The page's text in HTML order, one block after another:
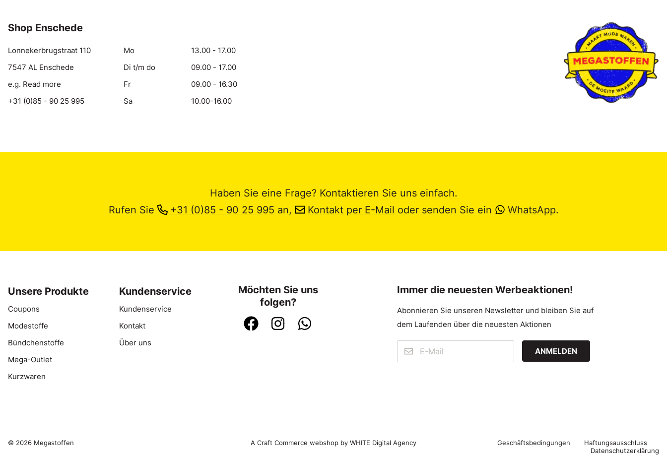
Shop Enschede
Lonnekerbrugstraat 110
7547 AL Enschede
e.g. Read more
+31 (0)85 - 90 25 995
Mo
13.00 - 17.00
Di t/m do
09.00 - 17.00
Fr
09.00 - 16.30
Sa
10.00-16.00
Haben Sie eine Frage? Kontaktieren Sie uns einfach.
Rufen Sie
+31 (0)85 - 90 25 995 an, Kontakt per E-Mail oder senden Sie ein WhatsApp.
Unsere Produkte
Coupons
Modestoffe
Bündchenstoffe
Mega-Outlet
Kurzwaren
Kundenservice
Kundenservice
Kontakt
Über uns
Möchten Sie uns
folgen?
Immer die neuesten Werbeaktionen!
Abonnieren Sie unseren Newsletter und bleiben Sie auf
dem Laufenden über die neuesten Aktionen
ANMELDEN
© 2026 Megastoffen A Craft Commerce webshop by WHITE Digital Agency Geschäftsbedingungen
Haftungsausschluss
Datenschutzerklärung